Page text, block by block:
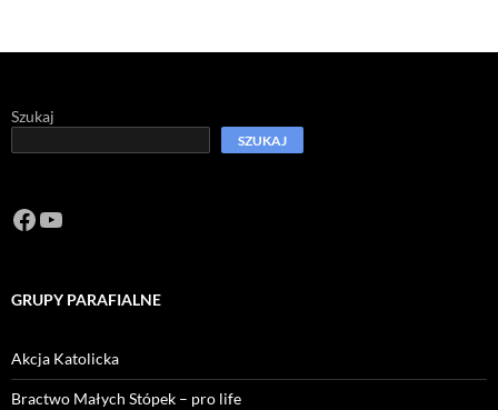
Szukaj
SZUKAJ
Facebook
https://www.youtube.com/channel/
GRUPY PARAFIALNE
Akcja Katolicka
Bractwo Małych Stópek – pro life